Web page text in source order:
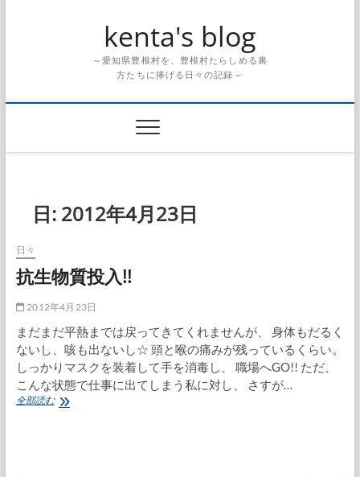
kenta's blog
～愛知県豊根村を、豊根村たらしめる裏
方たちに捧げる日々の記録～
日: 2012年4月23日
日々
抗生物質投入!!
2012年4月23日
まだまだ平熱までは戻ってきてくれませんが、 身体もだるく
ないし、咳も出ないし☆ 頭と喉の痛みが残っているくらい。
しっかりマスクを装着して手を消毒し、 職場へGO!! ただ、
こんな状態で仕事に出てしまう私に対し、 さすが…
全部読む抗